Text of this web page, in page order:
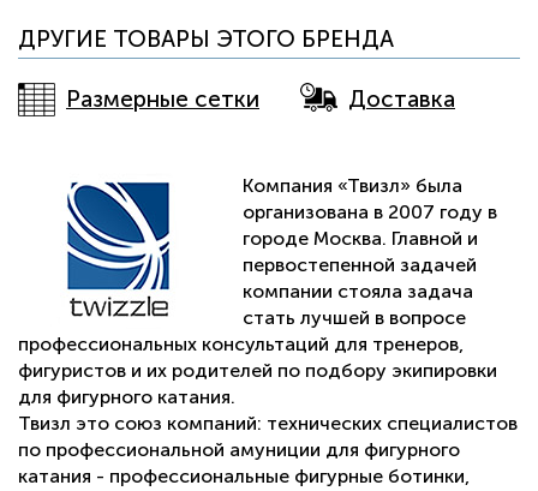
ДРУГИЕ ТОВАРЫ ЭТОГО БРЕНДА
Размерные сетки Доставка
Компания «Твизл» была
организована в 2007 году в
городе Москва. Главной и
первостепенной задачей
компании стояла задача
стать лучшей в вопросе
профессиональных консультаций для тренеров,
фигуристов и их родителей по подбору экипировки
для фигурного катания.
Твизл это союз компаний: технических специалистов
по профессиональной амуниции для фигурного
катания - профессиональные фигурные ботинки,